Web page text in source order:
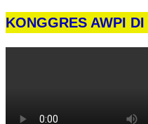
KONGGRES AWPI